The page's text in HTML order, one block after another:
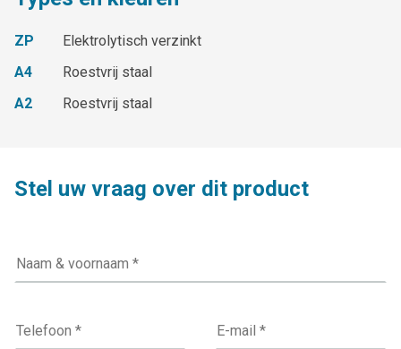
ZP
Elektrolytisch verzinkt
A4
Roestvrij staal
A2
Roestvrij staal
Stel uw vraag over dit product